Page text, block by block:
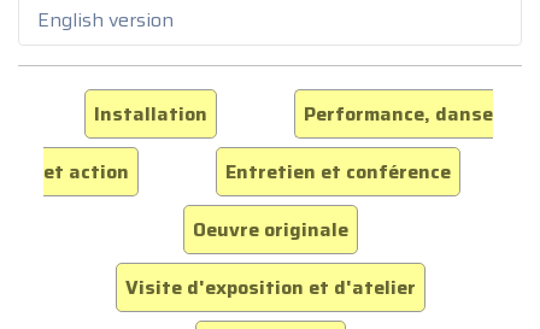
English version
Installation
Performance, danse
et action
Entretien et conférence
Oeuvre originale
Visite d'exposition et d'atelier